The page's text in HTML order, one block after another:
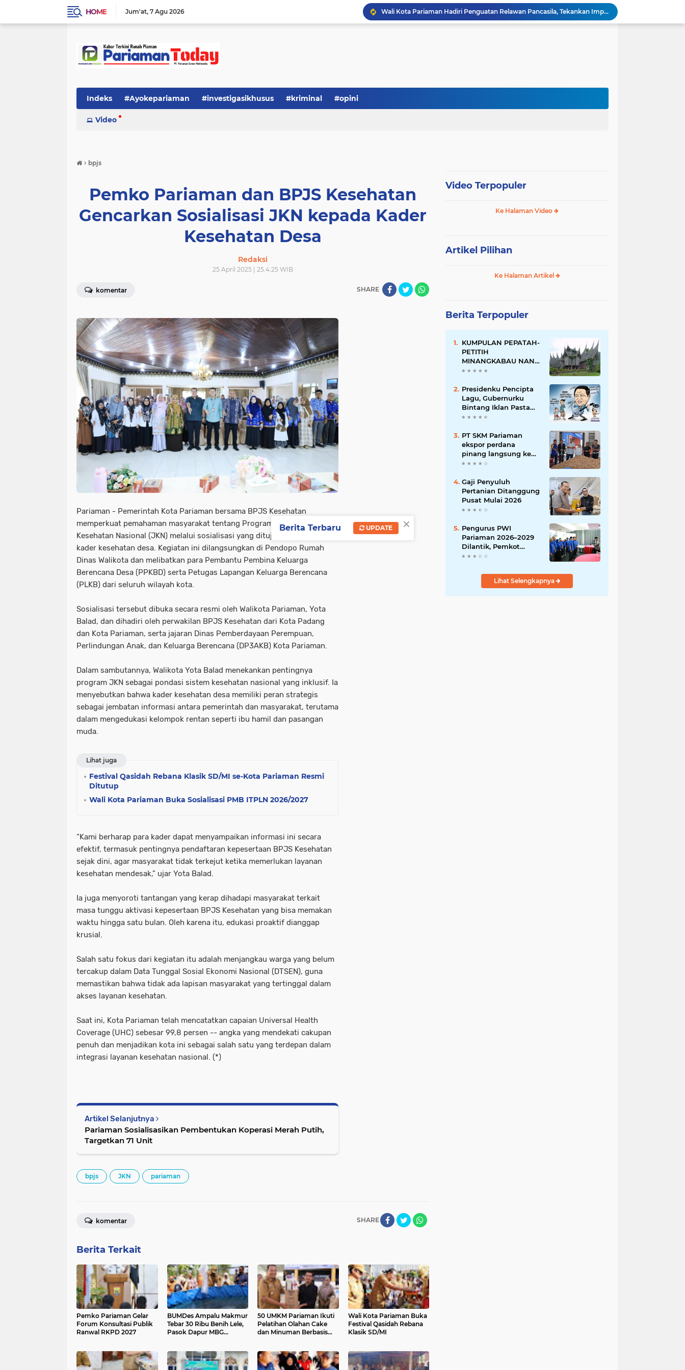
HOME Jum'at 7 Agu 2026
Wali Kota Pariaman Hadiri Penguatan Relawan Pancasila, Tekankan Implementasi Nilai Pancasila dalam Pelayanan Publik
Wali Kota Pariaman Bagikan Bibit Ikan Koi kepada Siswa SD untuk Edukasi Perikanan
Pengurus PWI Pariaman 2026–2029 Dilantik, Pemkot Tekankan Sinergi dan Profesionalisme Pers
Indeks #Ayokepariaman #investigasikhusus #kriminal #opini
Video
› bpjs
Pemko Pariaman dan BPJS Kesehatan
Gencarkan Sosialisasi JKN kepada Kader
Kesehatan Desa
Redaksi
25 April 2025 | 25.4.25 WIB
komentar SHARE
Pariaman - Pemerintah Kota Pariaman bersama BPJS Kesehatan
memperkuat pemahaman masyarakat tentang Program Jaminan
Kesehatan Nasional (JKN) melalui sosialisasi yang ditujukan kepada
kader kesehatan desa. Kegiatan ini dilangsungkan di Pendopo Rumah
Dinas Walikota dan melibatkan para Pembantu Pembina Keluarga
Berencana Desa (PPKBD) serta Petugas Lapangan Keluarga Berencana
(PLKB) dari seluruh wilayah kota.
Sosialisasi tersebut dibuka secara resmi oleh Walikota Pariaman, Yota
Balad, dan dihadiri oleh perwakilan BPJS Kesehatan dari Kota Padang
dan Kota Pariaman, serta jajaran Dinas Pemberdayaan Perempuan,
Perlindungan Anak, dan Keluarga Berencana (DP3AKB) Kota Pariaman.
Dalam sambutannya, Walikota Yota Balad menekankan pentingnya
program JKN sebagai pondasi sistem kesehatan nasional yang inklusif. Ia
menyebutkan bahwa kader kesehatan desa memiliki peran strategis
sebagai jembatan informasi antara pemerintah dan masyarakat, terutama
dalam mengedukasi kelompok rentan seperti ibu hamil dan pasangan
muda.
Lihat juga
Festival Qasidah Rebana Klasik SD/MI se-Kota Pariaman Resmi
Ditutup
Wali Kota Pariaman Buka Sosialisasi PMB ITPLN 2026/2027
“Kami berharap para kader dapat menyampaikan informasi ini secara
efektif, termasuk pentingnya pendaftaran kepesertaan BPJS Kesehatan
sejak dini, agar masyarakat tidak terkejut ketika memerlukan layanan
kesehatan mendesak,” ujar Yota Balad.
Ia juga menyoroti tantangan yang kerap dihadapi masyarakat terkait
masa tunggu aktivasi kepesertaan BPJS Kesehatan yang bisa memakan
waktu hingga satu bulan. Oleh karena itu, edukasi proaktif dianggap
krusial.
Salah satu fokus dari kegiatan itu adalah menjangkau warga yang belum
tercakup dalam Data Tunggal Sosial Ekonomi Nasional (DTSEN), guna
memastikan bahwa tidak ada lapisan masyarakat yang tertinggal dalam
akses layanan kesehatan.
Saat ini, Kota Pariaman telah mencatatkan capaian Universal Health
Coverage (UHC) sebesar 99,8 persen -- angka yang mendekati cakupan
penuh dan menjadikan kota ini sebagai salah satu yang terdepan dalam
integrasi layanan kesehatan nasional. (*)
Artikel Selanjutnya
Pariaman Sosialisasikan Pembentukan Koperasi Merah Putih,
Targetkan 71 Unit
bpjs JKN pariaman
SHARE
komentar
Berita Terkait
Pemko Pariaman Gelar
Forum Konsultasi Publik
Ranwal RKPD 2027
BUMDes Ampalu Makmur
Tebar 30 Ribu Benih Lele,
Pasok Dapur MBG
50 UMKM Pariaman Ikuti
Pelatihan Olahan Cake
dan Minuman Berbasis
Wali Kota Pariaman Buka
Festival Qasidah Rebana
Klasik SD/MI
Video Terpopuler
Ke Halaman Video
Artikel Pilihan
Ke Halaman Artikel
Berita Terpopuler
KUMPULAN PEPATAH-
PETITIH
MINANGKABAU NAN
ELOK
Presidenku Pencipta
Lagu, Gubernurku
Bintang Iklan Pasta
Gigi
PT SKM Pariaman
ekspor perdana
pinang langsung ke
India
Gaji Penyuluh
Pertanian Ditanggung
Pusat Mulai 2026
Pengurus PWI
Pariaman 2026–2029
Dilantik, Pemkot
Tekankan Sinergi dan
Lihat Selengkapnya
×
Berita Terbaru UPDATE